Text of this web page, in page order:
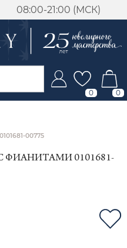
08:00-21:00 (МСК)
0 0
00775
ФИАНИТАМИ 0101681-